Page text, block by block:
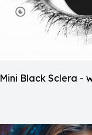
Mini Black Sclera -